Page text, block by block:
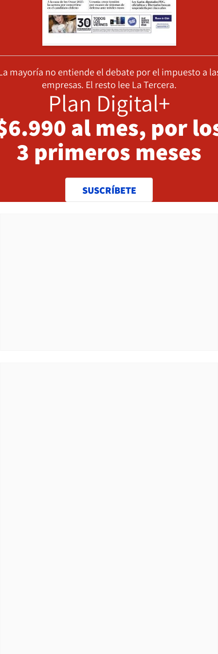
mayoría no entiende el debate por el impuesto a
empresas. El resto lee La Tercera.
Plan Digital+
al mes, por
3 primeros meses
SUSCRÍBETE